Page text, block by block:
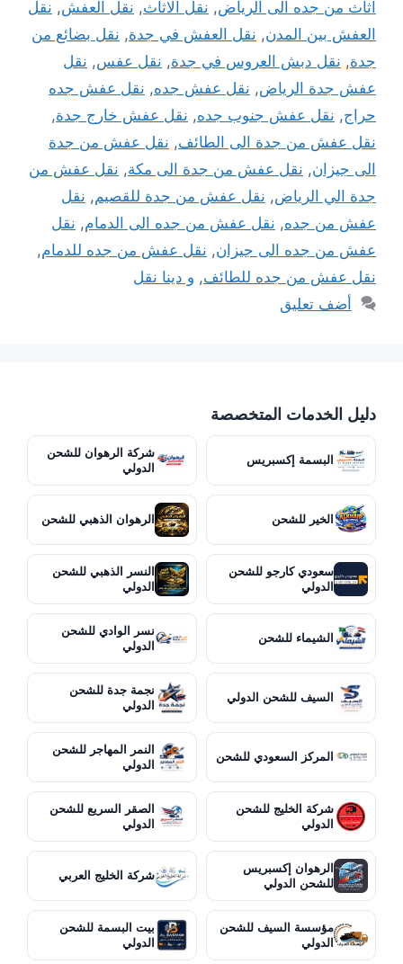
اثاث من جده الى الرياض, نقل الاثاث, نقل العفش, نقل
العفش بين المدن, نقل العفش في جدة, نقل بضائع من
جدة, نقل دبش العروس في جدة, نقل عفس, نقل
عفش جدة الرياض, نقل عفش جده, نقل عفش جده
حراج, نقل عفش جنوب جده, نقل عفش خارج جدة,
نقل عفش من جدة الى الطائف, نقل عفش من جدة
الى جيزان, نقل عفش من جدة الى مكة, نقل عفش من
جدة الي الرياض, نقل عفش من جدة للقصيم, نقل
عفش من جده, نقل عفش من جده الى الدمام, نقل
عفش من جده الى جيزان, نقل عفش من جده للدمام,
نقل عفش من جده للطائف, و دينا نقل
أضف تعليق
دليل الخدمات المتخصصة
البسمة إكسبريس
شركة الرهوان للشحن
الدولي
الخير للشحن الرهوان الذهبي للشحن
سعودي كارجو للشحن
الدولي
النسر الذهبي للشحن
الدولي
الشيماء للشحن
نسر الوادي للشحن
الدولي
السيف للشحن الدولي
نجمة جدة للشحن
الدولي
المركز السعودي للشحن
النمر المهاجر للشحن
الدولي
شركة الخليج للشحن
الدولي
الصقر السريع للشحن
الدولي
الرهوان إكسبريس
للشحن الدولي
شركة الخليج العربي
مؤسسة السيف للشحن
الدولي
بيت البسمة للشحن
الدولي